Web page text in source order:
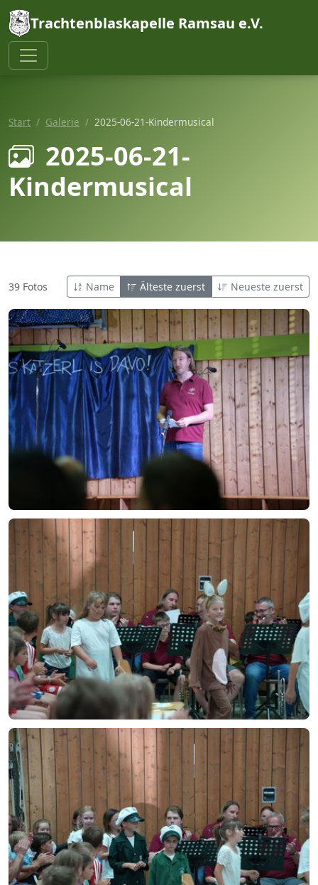
Trachtenblaskapelle Ramsau e.V.
Start Galerie 2025-06-21-Kindermusical
2025-06-21-
Kindermusical
39 Fotos Name Älteste zuerst Neueste zuerst